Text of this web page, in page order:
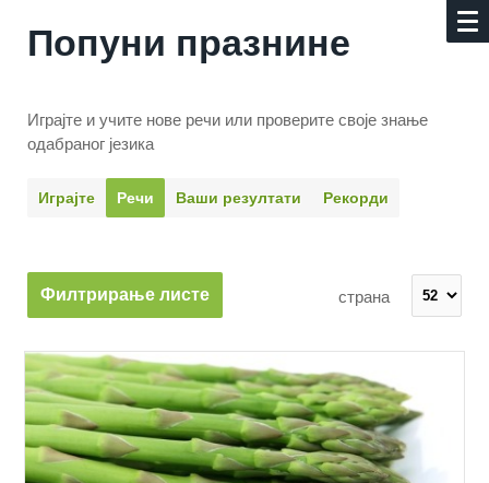
Попуни празнине
Играјте и учите нове речи или проверите своје знање
одабраног језика
Играјте Речи Ваши резултати Рекорди
Филтрирање листе страна